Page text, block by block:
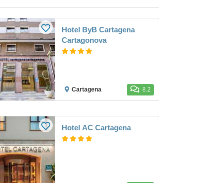
Hotel ByB Cartagena
Cartagonova
Cartagena 8.2
Hotel AC Cartagena